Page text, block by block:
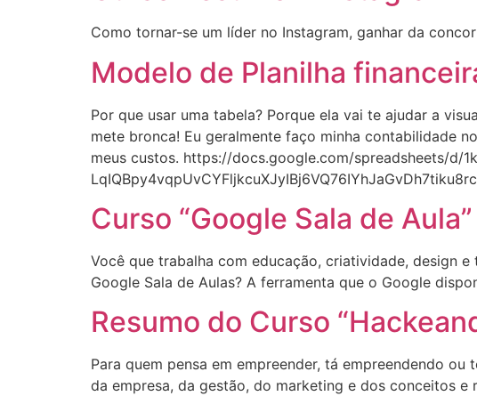
Como tornar-se um líder no Instagram, ganhar da
Modelo de Planilha
Por que usar uma tabela? Porque ela vai te ajudar a
mete bronca! Eu geralmente faço minha contabilidade
meus custos. https://docs.google.com/spreadsheets/d/
Curso “Google Sala de Aula”
Você que trabalha com educação, criatividade, design
Google Sala de Aulas? A ferramenta que o Google
Resumo do Curso
Para quem pensa em empreender, tá empreendendo
da empresa, da gestão, do marketing e dos conceitos e